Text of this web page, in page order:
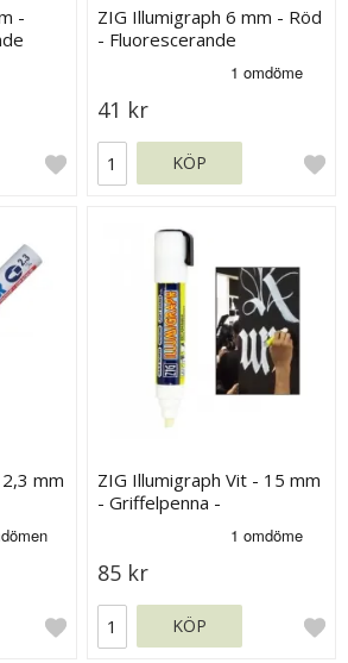
-
ZIG Illumigraph 6 mm - Röd
- Fluorescerande
41 kr
KÖP
mm
ZIG Illumigraph Vit - 15 mm
- Griffelpenna -
85 kr
KÖP